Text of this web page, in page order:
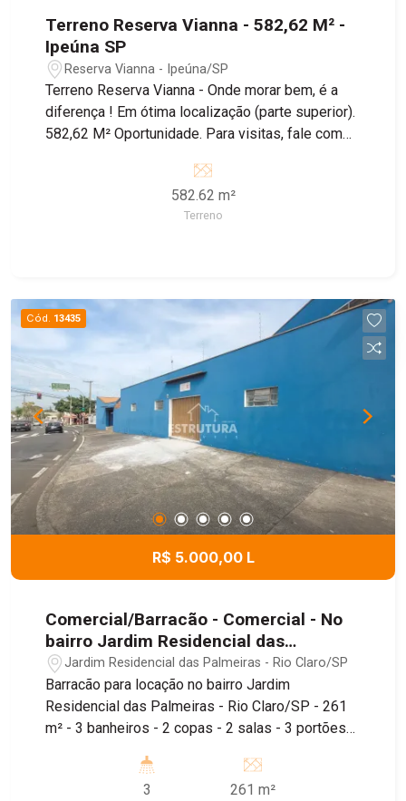
Terreno Reserva Vianna - 582,62 M² -
Ipeúna SP
Reserva Vianna - Ipeúna/SP
Terreno Reserva Vianna - Onde morar bem, é a
diferença ! Em ótima localização (parte superior).
582,62 M² Oportunidade. Para visitas, fale com
582.62 m²
Terreno
Cód. 13435
R$ 5.000,00 L
Comercial/Barracão - Comercial - No
bairro Jardim Residencial das
Palmeiras
Jardim Residencial das Palmeiras - Rio Claro/SP
Barracão para locação no bairro Jardim
Residencial das Palmeiras - Rio Claro/SP - 261
m² - 3 banheiros - 2 copas - 2 salas - 3 portões
de 260m², conta com depósito, piso térreo e piso
superior, sendo localizado próximo ao
3 261 m²